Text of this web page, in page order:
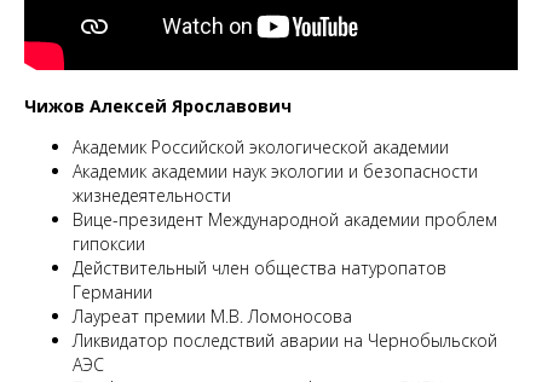
Чижов Алексей Ярославович
Академик Российской экологической академии
Академик академии наук экологии и безопасности
жизнедеятельности
Вице-президент Международной академии проблем
гипоксии
Действительный член общества натуропатов
Германии
Лауреат премии М.В. Ломоносова
Ликвидатор последствий аварии на Чернобыльской
АЭС